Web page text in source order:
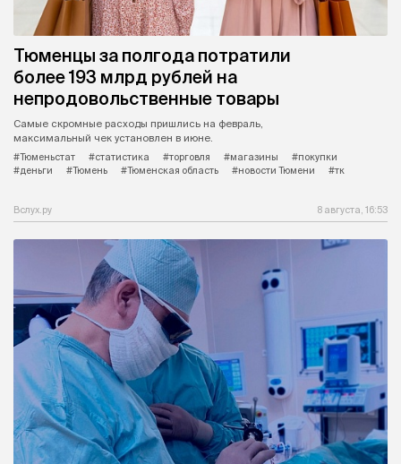
Тюменцы за полгода потратили
более 193 млрд рублей на
непродовольственные товары
Самые скромные расходы пришлись на февраль,
максимальный чек установлен в июне.
#Тюменьстат
#статистика #торговля #магазины
#покупки
#деньги
#Тюмень #Тюменская область #новости Тюмени #тк
Вслух.ру 8 августа, 16:53